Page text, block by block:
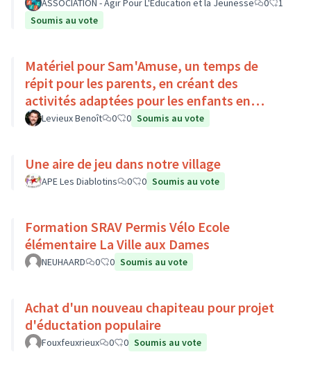
ASSOCIATION - Agir Pour L'Éducation et la Jeunesse 0
1
Soumis au vote
Matériel pour Sam'Amuse, un temps de
répit pour les parents, en créant des
activités adaptées pour les enfants en
situation de handicap
Levieux Benoît 0 0 Soumis au vote
Une aire de jeu dans notre village
APE Les Diablotins 0 0 Soumis au vote
Formation SRAV Permis Vélo Ecole
élémentaire La Ville aux Dames
NEUHAARD 0 0 Soumis au vote
Achat d'un nouveau chapiteau pour projet
d'éductation populaire
Fouxfeuxrieux 0 0 Soumis au vote